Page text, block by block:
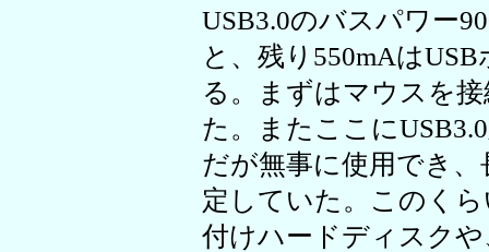
USB3.0のバスパワー
と、残り550mAは
る。まずはマウスを
た。またここに
だが無事に使用でき
定していた。このく
付けハードディスク